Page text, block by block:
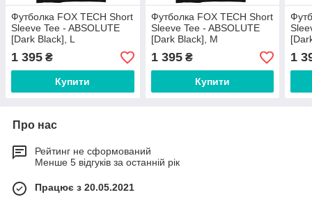
Футболка FOX TECH Short
Sleeve Tee - ABSOLUTE
[Dark Black], L
1 395 ₴
Купити
Футболка FOX TECH Short
Sleeve Tee - ABSOLUTE
[Dark Black], M
1 395₴
Купити
1
Про нас
Рейтинг не сформований
Менше 5 відгуків за останній рік
Працює з 20.05.2021